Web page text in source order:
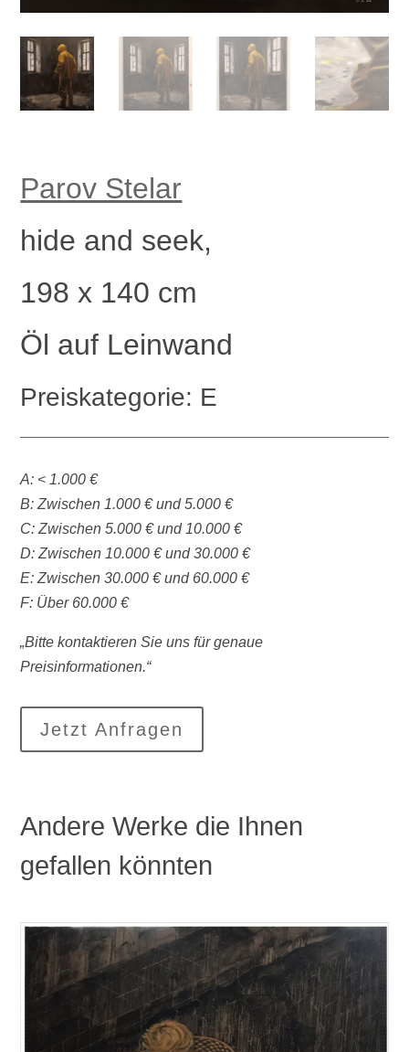
Parov Stelar
hide and seek,
198 x 140 cm
Öl auf Leinwand
Preiskategorie: E
A: < 1.000 €
B: Zwischen 1.000 € und 5.000 €
C: Zwischen 5.000 € und 10.000 €
D: Zwischen 10.000 € und 30.000 €
E: Zwischen 30.000 € und 60.000 €
F: Über 60.000 €
„Bitte kontaktieren Sie uns für genaue
Preisinformationen.“
Jetzt Anfragen
Andere Werke die Ihnen
gefallen könnten